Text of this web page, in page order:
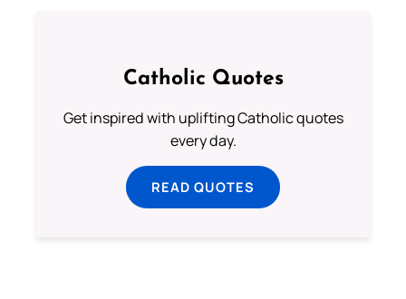
Catholic Quotes
Get inspired with uplifting Catholic quotes
every day.
READ QUOTES